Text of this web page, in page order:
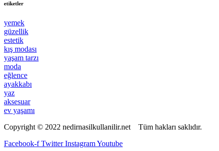
etiketler
yemek
güzellik
estetik
kış modası
yaşam tarzı
moda
eğlence
ayakkabı
yaz
aksesuar
ev yaşamı
Copyright © 2022 nedirnasilkullanilir.net Tüm hakları saklıdır.
Facebook-f Twitter InstagramYoutube